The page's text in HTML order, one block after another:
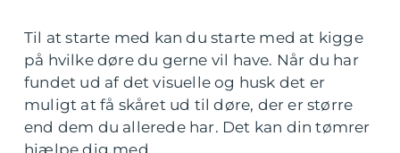
Til at starte med kan du starte med at kigge
på hvilke døre du gerne vil have. Når du har
fundet ud af det visuelle og husk det er
muligt at få skåret ud til døre, der er større
end dem du allerede har. Det kan din tømrer
hjælpe dig med.